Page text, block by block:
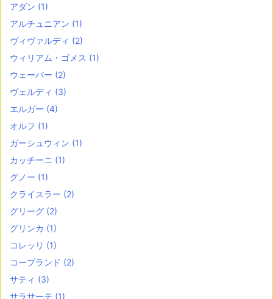
アダン (1)
アルチュニアン (1)
ヴィヴァルディ (2)
ウィリアム・ゴメス (1)
ウェーバー (2)
ヴェルディ (3)
エルガー (4)
オルフ (1)
ガーシュウィン (1)
カッチーニ (1)
グノー (1)
クライスラー (2)
グリーグ (2)
グリンカ (1)
コレッリ (1)
コープランド (2)
サティ (3)
サラサーテ (1)